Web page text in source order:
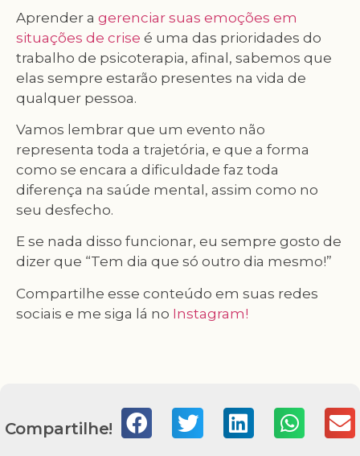
Aprender a gerenciar suas emoções em
situações de crise é uma das prioridades do
trabalho de psicoterapia, afinal, sabemos que
elas sempre estarão presentes na vida de
qualquer pessoa.
Vamos lembrar que um evento não
representa toda a trajetória, e que a forma
como se encara a dificuldade faz toda
diferença na saúde mental, assim como no
seu desfecho.
E se nada disso funcionar, eu sempre gosto de
dizer que “Tem dia que só outro dia mesmo!”
Compartilhe esse conteúdo em suas redes
sociais e me siga lá no Instagram!
Compartilhe!